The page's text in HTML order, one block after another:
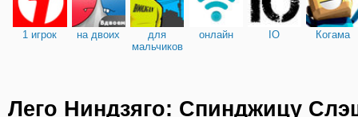
1 игрок на двоих
для
мальчиков
онлайн IO Когама
Лего Ниндзяго: Спинджицу